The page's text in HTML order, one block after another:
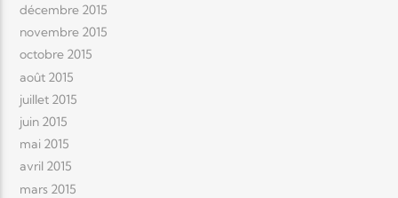
décembre 2015
novembre 2015
octobre 2015
août 2015
juillet 2015
juin 2015
mai 2015
avril 2015
mars 2015